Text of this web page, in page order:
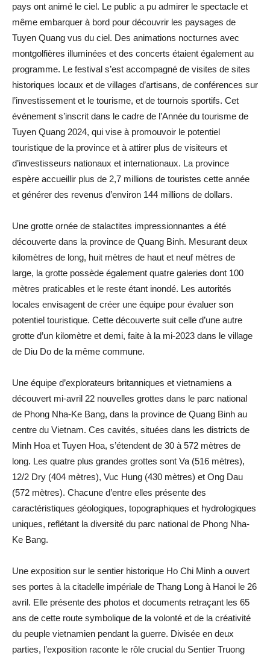
pays ont animé le ciel. Le public a pu admirer le spectacle et
même embarquer à bord pour découvrir les paysages de
Tuyen Quang vus du ciel. Des animations nocturnes avec
montgolfières illuminées et des concerts étaient également au
programme. Le festival s’est accompagné de visites de sites
historiques locaux et de villages d’artisans, de conférences sur
l’investissement et le tourisme, et de tournois sportifs. Cet
événement s’inscrit dans le cadre de l’Année du tourisme de
Tuyen Quang 2024, qui vise à promouvoir le potentiel
touristique de la province et à attirer plus de visiteurs et
d’investisseurs nationaux et internationaux. La province
espère accueillir plus de 2,7 millions de touristes cette année
et générer des revenus d’environ 144 millions de dollars.
Une grotte ornée de stalactites impressionnantes a été
découverte dans la province de Quang Binh. Mesurant deux
kilomètres de long, huit mètres de haut et neuf mètres de
large, la grotte possède également quatre galeries dont 100
mètres praticables et le reste étant inondé. Les autorités
locales envisagent de créer une équipe pour évaluer son
potentiel touristique. Cette découverte suit celle d’une autre
grotte d’un kilomètre et demi, faite à la mi-2023 dans le village
de Diu Do de la même commune.
Une équipe d’explorateurs britanniques et vietnamiens a
découvert mi-avril 22 nouvelles grottes dans le parc national
de Phong Nha-Ke Bang, dans la province de Quang Binh au
centre du Vietnam. Ces cavités, situées dans les districts de
Minh Hoa et Tuyen Hoa, s’étendent de 30 à 572 mètres de
long. Les quatre plus grandes grottes sont Va (516 mètres),
12/2 Dry (404 mètres), Vuc Hung (430 mètres) et Ong Dau
(572 mètres). Chacune d’entre elles présente des
caractéristiques géologiques, topographiques et hydrologiques
uniques, reflétant la diversité du parc national de Phong Nha-
Ke Bang.
Une exposition sur le sentier historique Ho Chi Minh a ouvert
ses portes à la citadelle impériale de Thang Long à Hanoi le 26
avril. Elle présente des photos et documents retraçant les 65
ans de cette route symbolique de la volonté et de la créativité
du peuple vietnamien pendant la guerre. Divisée en deux
parties, l’exposition raconte le rôle crucial du Sentier Truong